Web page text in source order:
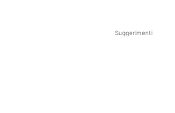
Suggerimenti